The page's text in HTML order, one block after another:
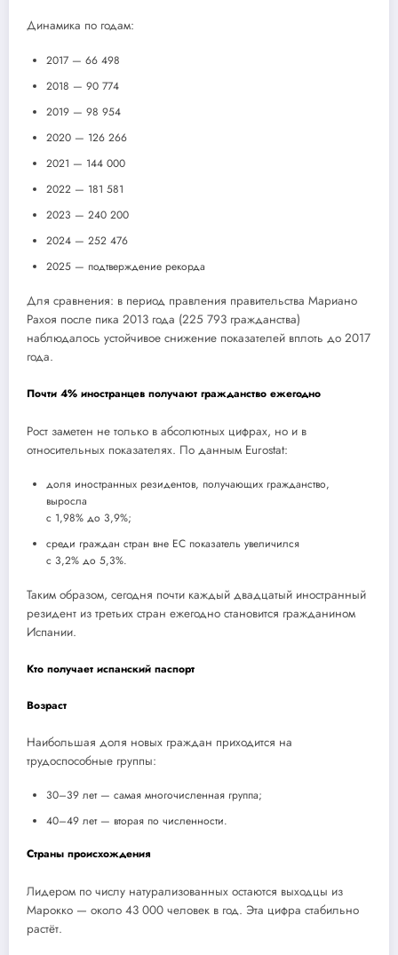
Динамика по годам:
2017 — 66 498
2018 — 90 774
2019 — 98 954
2020 — 126 266
2021 — 144 000
2022 — 181 581
2023 — 240 200
2024 — 252 476
2025 — подтверждение рекорда
Для сравнения: в период правления правительства Мариано
Рахоя после пика 2013 года (225 793 гражданства)
наблюдалось устойчивое снижение показателей вплоть до 2017
года.
Почти 4% иностранцев получают гражданство ежегодно
Рост заметен не только в абсолютных цифрах, но и в
относительных показателях. По данным Eurostat:
доля иностранных резидентов, получающих гражданство,
выросла
с 1,98% до 3,9%;
среди граждан стран вне ЕС показатель увеличился
с 3,2% до 5,3%.
Таким образом, сегодня почти каждый двадцатый иностранный
резидент из третьих стран ежегодно становится гражданином
Испании.
Кто получает испанский паспорт
Возраст
Наибольшая доля новых граждан приходится на
трудоспособные группы:
30–39 лет — самая многочисленная группа;
40–49 лет — вторая по численности.
Страны происхождения
Лидером по числу натурализованных остаются выходцы из
Марокко — около 43 000 человек в год. Эта цифра стабильно
растёт.